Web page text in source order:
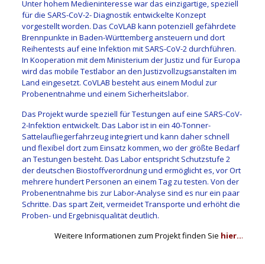
Unter hohem Medieninteresse war das einzigartige, speziell
für die SARS-CoV-2- Diagnostik entwickelte Konzept
vorgestellt worden. Das CoVLAB kann potenziell gefährdete
Brennpunkte in Baden-Württemberg ansteuern und dort
Reihentests auf eine Infektion mit SARS-CoV-2 durchführen.
In Kooperation mit dem Ministerium der Justiz und für Europa
wird das mobile Testlabor an den Justizvollzugsanstalten im
Land eingesetzt. CoVLAB besteht aus einem Modul zur
Probenentnahme und einem Sicherheitslabor.
Das Projekt wurde speziell für Testungen auf eine SARS-CoV-
2-Infektion entwickelt. Das Labor ist in ein 40-Tonner-
Sattelaufliegerfahrzeug integriert und kann daher schnell
und flexibel dort zum Einsatz kommen, wo der größte Bedarf
an Testungen besteht. Das Labor entspricht Schutzstufe 2
der deutschen Biostoffverordnung und ermöglicht es, vor Ort
mehrere hundert Personen an einem Tag zu testen. Von der
Probenentnahme bis zur Labor-Analyse sind es nur ein paar
Schritte. Das spart Zeit, vermeidet Transporte und erhöht die
Proben- und Ergebnisqualität deutlich.
Weitere Informationen zum Projekt finden Sie hier...